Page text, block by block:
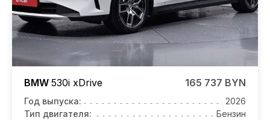
BMW 530i xDrive 165 737 BYN
Год выпуска:
2026
Тип двигателя:
Бензин